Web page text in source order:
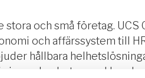
och små företag. UCS
och affärssystem till
hållbara
och arbetar med